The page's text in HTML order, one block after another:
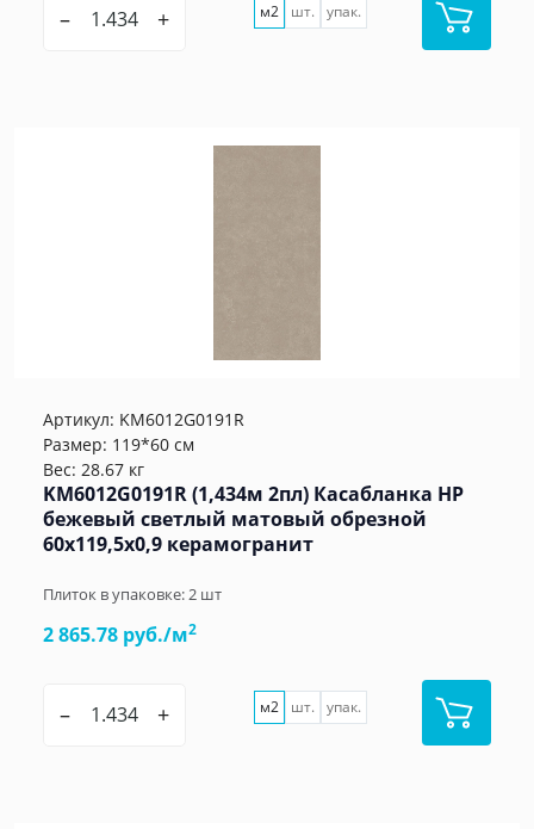
– + м2 шт. упак.
Артикул: KM6012G0191R
Размер: 119*60 см
Вес: 28.67 кг
KM6012G0191R (1,434м 2пл) Касабланка HP
бежевый светлый матовый обрезной
60x119,5x0,9 керамогранит
Плиток в упаковке:2 шт
2 865.78 руб./м2
– + м2 шт. упак.